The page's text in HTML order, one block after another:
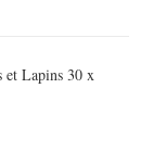
et Lapins 30 x